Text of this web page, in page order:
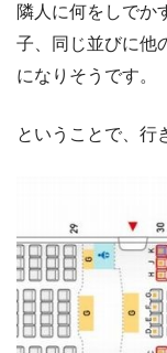
隣人に何をしでか
子、同じ並びに他
になりそうです。
ということで、行